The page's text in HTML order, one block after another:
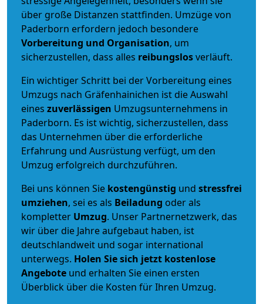
über große Distanzen stattfinden. Umzüge von
Paderborn erfordern jedoch besondere
Vorbereitung und Organisation, um
sicherzustellen, dass alles reibungslosverläuft.
Ein wichtiger Schritt bei der Vorbereitung eines
Umzugs nach Gräfenhainichen ist die Auswahl
eines zuverlässigen Umzugsunternehmens in
Paderborn. Es ist wichtig, sicherzustellen, dass
das Unternehmen über die erforderliche
Erfahrung und Ausrüstung verfügt, um den
Umzug erfolgreich durchzuführen.
Bei uns können Sie kostengünstig und stressfrei
umziehen, sei es als Beiladung oder als
kompletter Umzug. Unser Partnernetzwerk, das
wir über die Jahre aufgebaut haben, ist
deutschlandweit und sogar international
unterwegs. Holen Sie sich jetzt kostenlose
Angebote und erhalten Sie einen ersten
Überblick über die Kosten für Ihren Umzug.